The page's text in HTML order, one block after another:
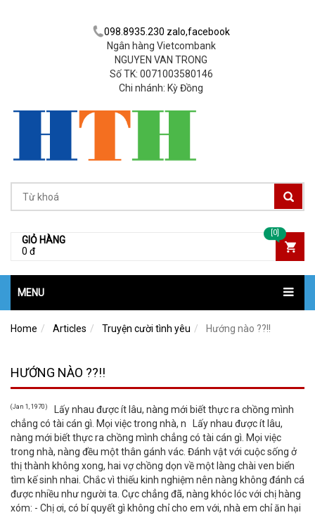
098.8935.230 zalo,facebook
Ngân hàng Vietcombank
NGUYEN VAN TRONG
Số TK: 0071003580146
Chi nhánh: Kỳ Đồng
GIỎ HÀNG
0 đ
[0]
MENU
Home Articles Truyện cười tình yêu Hướng nào ??!!
HƯỚNG NÀO ??!!
(Jan 1, 1970)
Lấy nhau được ít lâu, nàng mới biết thực ra chồng mình
chẳng có tài cán gì. Mọi việc trong nhà, n Lấy nhau được ít lâu,
nàng mới biết thực ra chồng mình chẳng có tài cán gì. Mọi việc
trong nhà, nàng đều một thân gánh vác. Đánh vật với cuộc sống ở
thị thành không xong, hai vợ chồng dọn về một làng chài ven biển
tìm kế sinh nhai. Chắc vì thiếu kinh nghiệm nên nàng không đánh cá
được nhiều như người ta. Cực chẳng đã, nàng khóc lóc với chị hàng
xóm: - Chị ơi, có bí quyết gì không chỉ cho em với, nhà em chỉ ăn hại